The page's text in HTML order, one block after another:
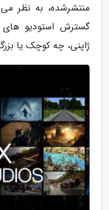
منتشرشده، به نظر
گسترش استودیو
ژاپنی، چه کوچک یا